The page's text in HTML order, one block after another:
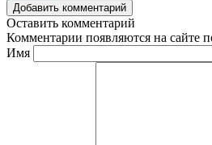
Добавить комментарий
Оставить комментарий
Комментарии появляются на сайте
Имя